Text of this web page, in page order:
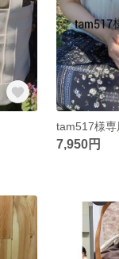
tam517様専
7,950円